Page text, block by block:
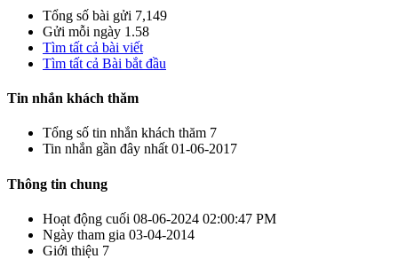
Tổng số bài gửi 7,149
Gửi mỗi ngày 1.58
Tìm tất cả bài viết
Tìm tất cả Bài bắt đầu
Tin nhắn khách thăm
Tổng số tin nhắn khách thăm 7
Tin nhắn gần đây nhất 01-06-2017
Thông tin chung
Hoạt động cuối 08-06-2024 02:00:47 PM
Ngày tham gia 03-04-2014
Giới thiệu 7